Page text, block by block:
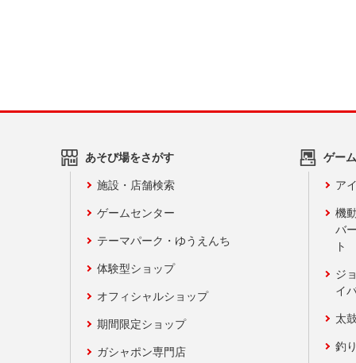
あそび場をさがす
施設・店舗検索
ゲームセンター
テーマパーク・ゆうえんち
体験型ショップ
オフィシャルショップ
期間限定ショップ
ガシャポン専門店
ゲー
ア
機
バ
ト
ジ
イ
太
釣